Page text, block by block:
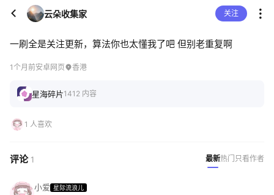
云朵收集家 关注
一刷全是关注更新，算法你也太懂我了吧 但别老重复啊
1个月前安卓网页 香港
星海碎片1412 内容
1 人喜欢
评论 1 最新热门 只看作者
小爱 星际流浪儿